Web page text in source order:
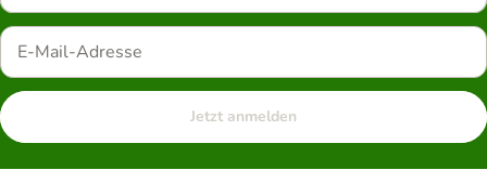
Jetzt anmelden